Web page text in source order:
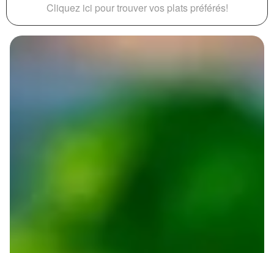
Cliquez ici pour trouver vos plats préférés!